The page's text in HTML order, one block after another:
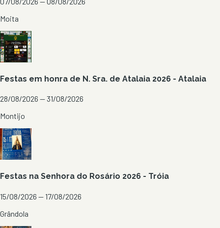
Moita
Festas em honra de N. Sra. de Atalaia 2026 - Atalaia
28/08/2026 — 31/08/2026
Montijo
Festas na Senhora do Rosário 2026 - Tróia
15/08/2026 — 17/08/2026
Grândola